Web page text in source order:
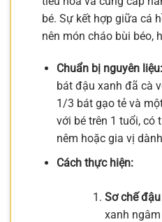
bé. Sự kết hợp giữa cá
nên món cháo bùi béo,
Chuẩn bị nguyên liệu:
bát đậu xanh đã cà
1/3 bát gạo tẻ và
với bé trên 1 tuổi, có
nêm hoặc gia vị
Cách thực hiện:
Sơ chế
xanh